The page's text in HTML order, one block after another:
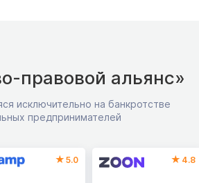
правовой альянс»
исключительно на банкротстве
предпринимателей
5.0 4.8